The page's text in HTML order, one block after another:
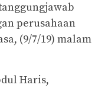
perusahaan
(9/7/19) malam
Haris,